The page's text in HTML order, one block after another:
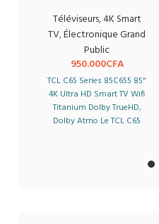
Téléviseurs,4K Smart
TV,Électronique Grand
Public
950.000CFA
TCL C65 Series 85C655 85"
4K Ultra HD Smart TV Wifi
Titanium Dolby TrueHD,
Dolby Atmo Le TCL C65